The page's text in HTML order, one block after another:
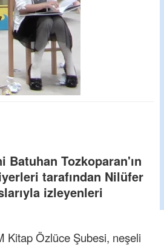
Tozkoparan'ın
tarafından Nilüfer
izleyenleri
Kitap Özlüce Şubesi, neşeli